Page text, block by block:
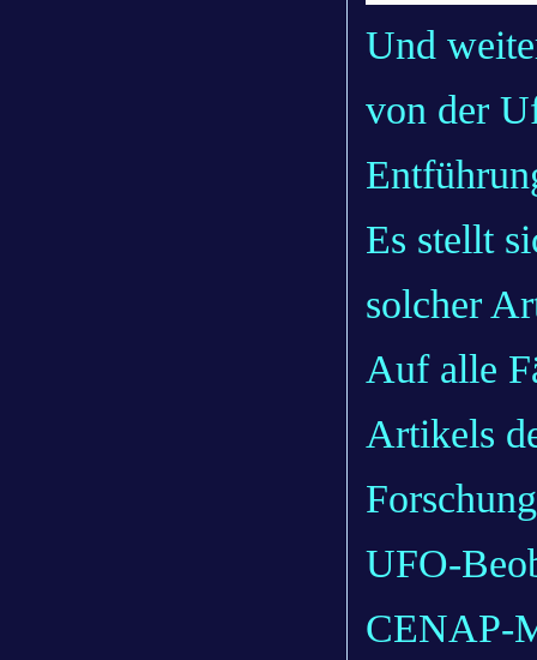
Und
von der
Es stellt
solcher
Auf alle
Artikels
UFO-
CENAP-